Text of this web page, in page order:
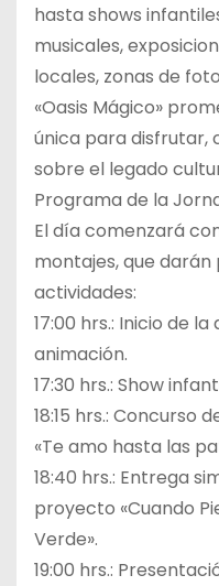
hasta shows
musicales,
locales, zonas de
«Oasis Mágico»
única para
sobre el legado
Programa de la
El día comenzará
montajes, que
actividades:
17:00 hrs.: Inicio de
animación.
17:30 hrs.: Show
18:15 hrs.: Concurso
«Te amo hasta las
18:40 hrs.: Entrega
proyecto «Cuando
Verde».
19:00 hrs.: